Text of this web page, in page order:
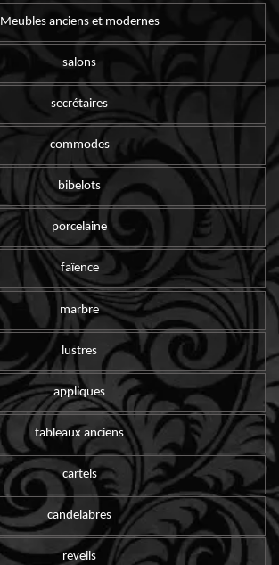
Meubles anciens et modernes
salons
secrétaires
commodes
bibelots
porcelaine
faïence
marbre
lustres
appliques
tableaux anciens
cartels
candelabres
reveils